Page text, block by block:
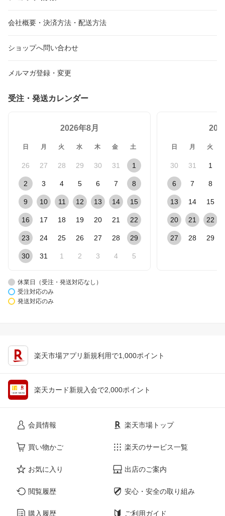
会社概要・決済方法・配送方法
ショップへ問い合わせ
メルマガ登録・変更
受注・発送カレンダー
2026年8月
日 月 火 水 木 金 土
26 27 28 29 30 31 1
2 3 4 5 6 7 8
9 10 11 12 13 14 15
16 17 18 19 20 21 22
23 24 25 26 27 28 29
30 31 1 2 3 4 5
日 月 火
30 31 1
6 7 8
13 14 15
20 21 22
27 28 29
休業日（受注・発送対応なし）
受注対応のみ
発送対応のみ
楽天市場アプリ新規利用で1,000ポイント
楽天カード新規入会で2,000ポイント
会員情報
買い物かご
お気に入り
閲覧履歴
購入履歴
楽天市場トップ
楽天のサービス一覧
出店のご案内
安心・安全の取り組み
ご利用ガイド